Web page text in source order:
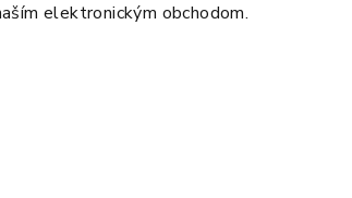
elektronickým obchodom.